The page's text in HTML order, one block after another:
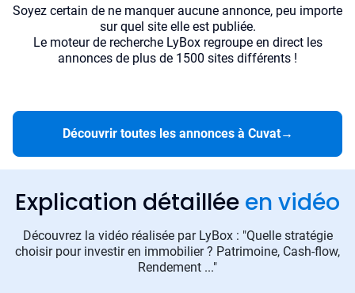
Soyez certain de ne manquer aucune annonce, peu importe
sur quel site elle est publiée.
Le moteur de recherche LyBox regroupe en direct les
annonces de plus de 1500 sites différents !
Découvrir toutes les annonces à Cuvat→
Explication détaillée en vidéo
Découvrez la vidéo réalisée par LyBox : "Quelle stratégie
choisir pour investir en immobilier ? Patrimoine, Cash-flow,
Rendement ..."